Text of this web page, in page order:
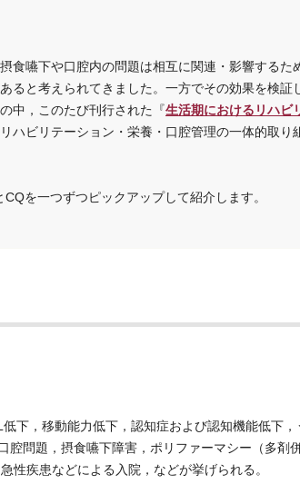
嚥下や口腔内の問題は相互に関連・影響するた
ると考えられてきました。一方でその効果を検証
中，このたび刊行された『生活期におけるリハビ
ハビリテーション・栄養・口腔管理の一体的取り
を一つずつピックアップして紹介します。
下，移動能力低下，認知症および認知機能低下
腔問題，摂食嚥下障害，ポリファーマシー（多剤
性疾患などによる入院，などが挙げられる。